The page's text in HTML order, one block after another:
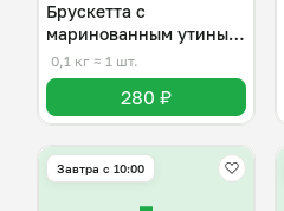
Брускетта с
маринованным утиным
ростбифом
0,1 кг ≈ 1 шт.
280 ₽
Завтра c 10:00